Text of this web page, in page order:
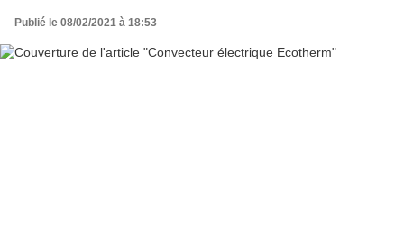
Publié le 08/02/2021 à 18:53